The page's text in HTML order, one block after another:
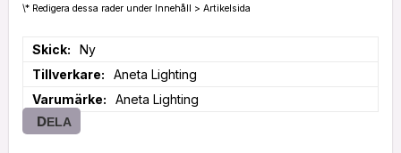
\* Redigera dessa rader under Innehåll > Artikelsida
Skick
Ny
Tillverkare
Aneta Lighting
Varumärke
Aneta Lighting
DELA